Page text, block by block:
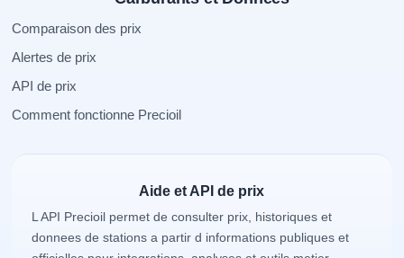
Comparaison des prix
Alertes de prix
API de prix
Comment fonctionne Precioil
Aide et API de prix
L API Precioil permet de consulter prix, historiques et
donnees de stations a partir d informations publiques et